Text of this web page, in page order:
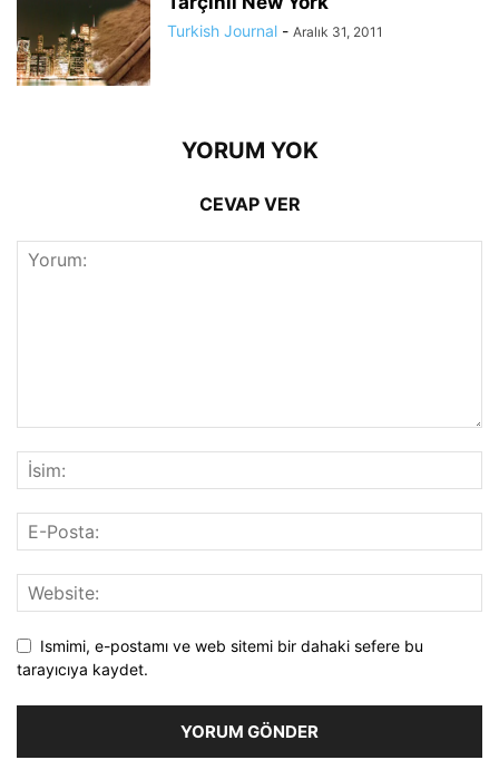
Turkish Journal - Aralık 31, 2011
YORUM YOK
CEVAP VER
Ismimi, e-postamı ve web sitemi bir dahaki sefere bu
tarayıcıya kaydet.